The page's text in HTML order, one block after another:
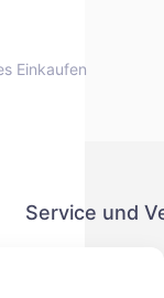
Einkaufen
Service und